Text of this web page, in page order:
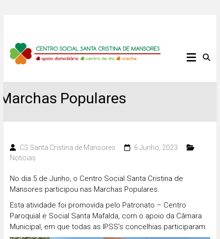
content
Centro
Santa
Cristina
de
Mansores
Marchas Populares
CS Santa Cristina de Mansores
6 Junho, 2023
Notícias
No dia 5 de Junho, o Centro Social Santa Cristina de
Mansores participou nas Marchas Populares.
Esta atividade foi promovida pelo Patronato – Centro
Paroquial e Social Santa Mafalda, com o apoio da Câmara
Municipal, em que todas as IPSS’s concelhias participaram.